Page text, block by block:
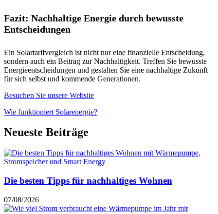
Fazit: Nachhaltige Energie durch bewusste
Entscheidungen
Ein Solartarifvergleich ist nicht nur eine finanzielle Entscheidung,
sondern auch ein Beitrag zur Nachhaltigkeit. Treffen Sie bewusste
Energieentscheidungen und gestalten Sie eine nachhaltige Zukunft
für sich selbst und kommende Generationen.
Besuchen Sie unsere Website
Wie funktioniert Solarenergie?
Neueste Beiträge
Die besten Tipps für nachhaltiges Wohnen
07/08/2026